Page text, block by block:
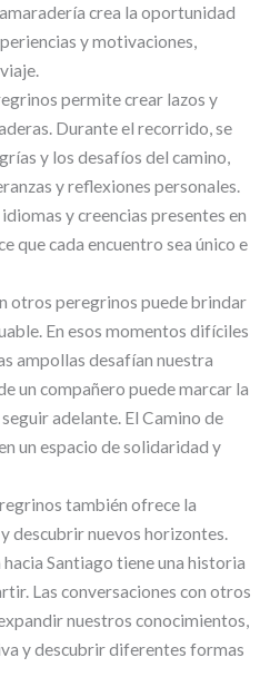
crea la oportunidad
y motivaciones,
permite crear lazos y
Durante el recorrido, se
y los desafíos del camino,
y reflexiones personales.
y creencias presentes en
que cada encuentro sea único e
otros peregrinos puede brindar
En esos momentos difíciles
ampollas desafían nuestra
un compañero puede marcar la
adelante. El Camino de
un espacio de solidaridad y
también ofrece la
descubrir nuevos horizontes.
Santiago tiene una historia
Las conversaciones con otros
nuestros conocimientos,
y descubrir diferentes formas